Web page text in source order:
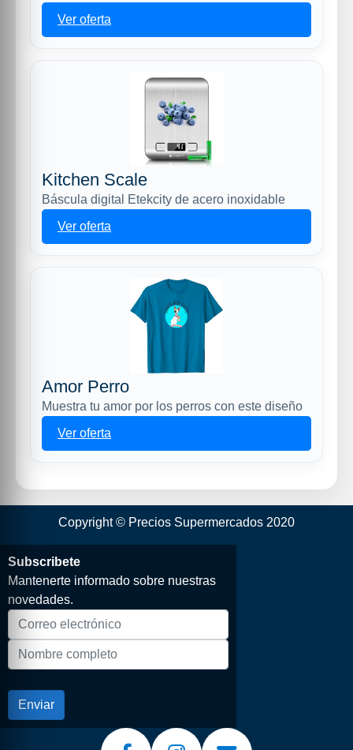
Ver oferta
Kitchen Scale
Báscula digital Etekcity de acero inoxidable
Ver oferta
Amor Perro
Muestra tu amor por los perros con este diseño
Ver oferta
Copyright © Precios Supermercados 2020
Subscribete
Mantenerte informado sobre nuestras
novedades.